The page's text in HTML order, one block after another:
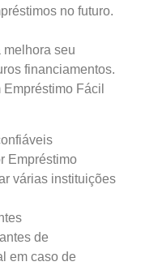
no futuro.
melhora seu
financiamentos.
Fácil
Empréstimo
várias instituições
de
em caso de